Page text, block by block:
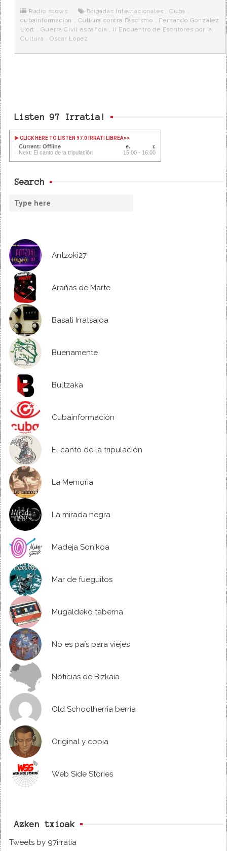
o
k
r
e
r
a
Radio shows Brigadas Internacionales , Cuba ,
cubainformacion , Cultura contra Fascismo , Fernando González
Llort , Guerra Civil española , II Encuentro de Escritores por la
Cultura ,Oscar López
Listen 97 Irratia!
CLICK HERE TO LISTEN 97.0 IRRATI LIBREA>>
Current: Offline
Next: El canto de la tripulación
15:00 - 16:00
Search
Antzoki27
Arañas de Marte
Basati Irratsaioa
Buenamente
Bultzaka
Cubainformación
El canto de la tripulación
La Memoria
La mirada negra
Madeja Sonikoa
Mar de fueguitos
Mugaldeko taberna
No es país para viejes
Noticias de Bizkaia
Old Schoolherria berria
Original y copia
Web Side Stories
Azken txioak
Tweets by 97irratia